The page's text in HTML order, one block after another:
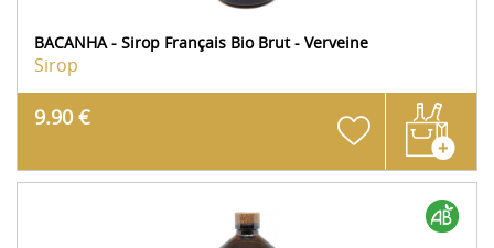
BACANHA - Sirop Français Bio Brut - Verveine
Sirop
9.90 €